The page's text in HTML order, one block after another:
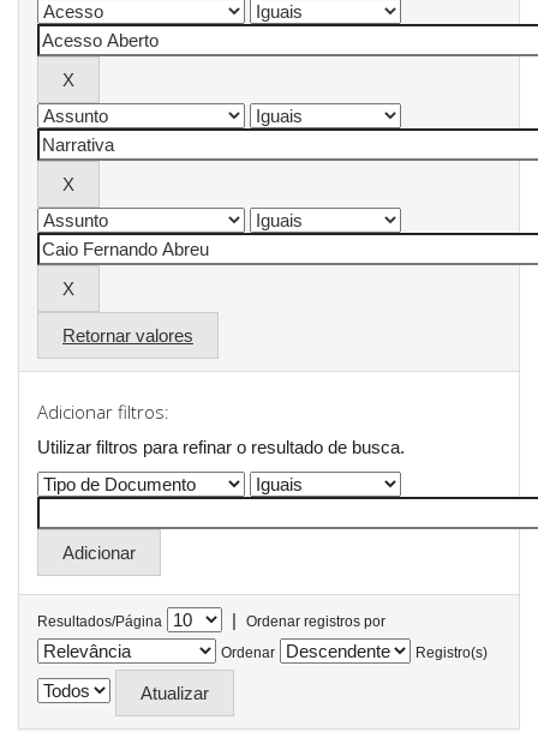
Retornar valores
Adicionar filtros:
Utilizar filtros para refinar o resultado de busca.
Resultados/Página |
Ordenar registros por
Ordenar
Registro(s)